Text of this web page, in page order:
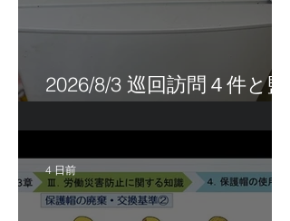
2026/8/3 巡回訪問４件と監
4 日前